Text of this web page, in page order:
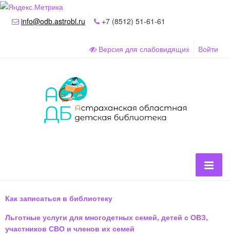
info@odb.astrobl.ru +7 (8512) 51-61-61
Версия для слабовидящих Войти
Как записаться в библиотеку
Льготные услуги для многодетных семей, детей с ОВЗ,
участников СВО и членов их семей